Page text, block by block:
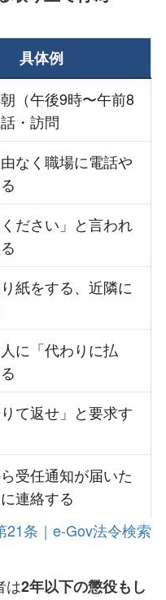
具体例
（午後9時〜午前8
・訪問
なく職場に電話や
ください」と言われ
紙をする、近隣に
に「代わりに払
りて返せ」と要求す
受任通知が届いた
連絡する
21条｜e-Gov法令検索
は2年以下の懲役もし